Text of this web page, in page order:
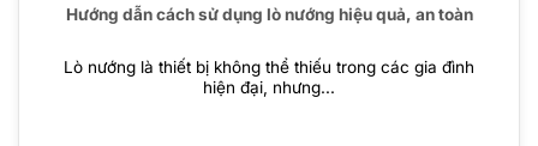
Hướng dẫn cách sử dụng lò nướng hiệu quả, an toàn
Lò nướng là thiết bị không thể thiếu trong các gia đình
hiện đại, nhưng...